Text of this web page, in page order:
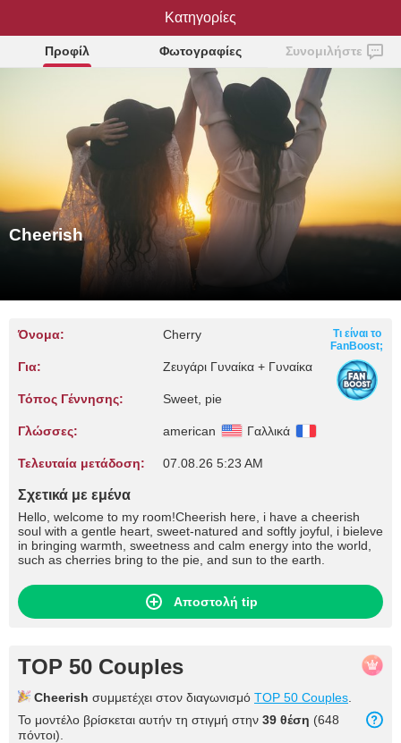
Cheerish
Προφίλ Φωτογραφίες Συνομιλήστε
Cheerish
Όνομα: Cherry
Για: Ζευγάρι Γυναίκα + Γυναίκα
Τόπος Γέννησης: Sweet, pie
Γλώσσες: american Γαλλικά
Τελευταία μετάδοση: 07.08.26 5:23 AM
Τι είναι το
FanBoost;
Σχετικά με εμένα
Hello, welcome to my room!Cheerish here, i have a cheerish
soul with a gentle heart, sweet-natured and softly joyful, i bieleve
in bringing warmth, sweetness and calm energy into the world,
such as cherries bring to the pie, and sun to the earth.
Αποστολή tip
TOP 50 Couples
Cheerish συμμετέχει στον διαγωνισμό TOP 50 Couples
Το μοντέλο βρίσκεται αυτήν τη στιγμή στην 39 θέση (648
πόντοι).
Κατηγορίες